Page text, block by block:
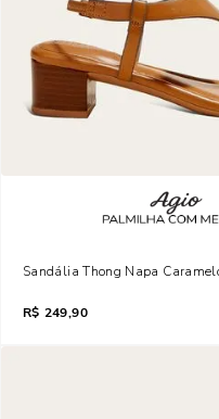
Sandália Thong Napa
R$ 249,90